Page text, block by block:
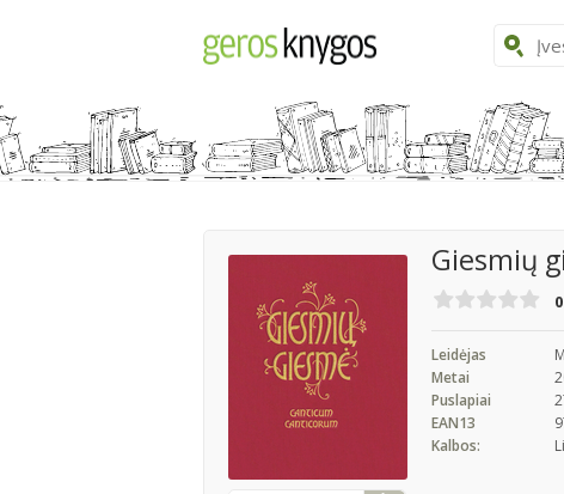
Giesmių
0
Leidėjas
Metai
Puslapiai
EAN13
Kalbos: